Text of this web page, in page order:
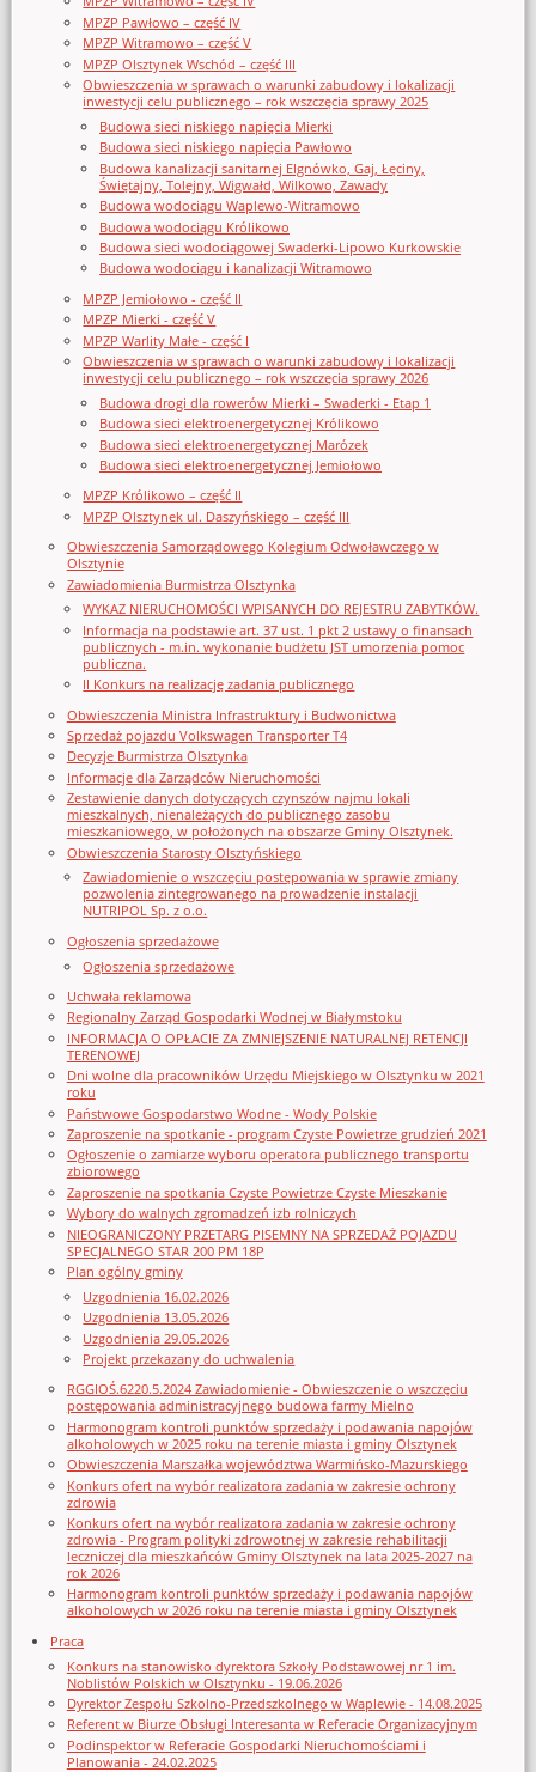
MPZP Pawłowo – część IV
MPZP Witramowo – część V
MPZP Olsztynek Wschód – część III
Obwieszczenia w sprawach o warunki zabudowy i lokalizacji
inwestycji celu publicznego – rok wszczęcia sprawy 2025
Budowa sieci niskiego napięcia Mierki
Budowa sieci niskiego napięcia Pawłowo
Budowa kanalizacji sanitarnej Elgnówko, Gaj, Łęciny,
Świętajny, Tolejny, Wigwałd, Wilkowo, Zawady
Budowa wodociągu Waplewo-Witramowo
Budowa wodociągu Królikowo
Budowa sieci wodociągowej Swaderki-Lipowo Kurkowskie
Budowa wodociągu i kanalizacji Witramowo
MPZP Jemiołowo - część II
MPZP Mierki - część V
MPZP Warlity Małe - część I
Obwieszczenia w sprawach o warunki zabudowy i lokalizacji
inwestycji celu publicznego – rok wszczęcia sprawy 2026
Budowa drogi dla rowerów Mierki – Swaderki - Etap 1
Budowa sieci elektroenergetycznej Królikowo
Budowa sieci elektroenergetycznej Marózek
Budowa sieci elektroenergetycznej Jemiołowo
MPZP Królikowo – część II
MPZP Olsztynek ul. Daszyńskiego – część III
Obwieszczenia Samorządowego Kolegium Odwoławczego w
Olsztynie
Zawiadomienia Burmistrza Olsztynka
WYKAZ NIERUCHOMOŚCI WPISANYCH DO REJESTRU ZABYTKÓW.
Informacja na podstawie art. 37 ust. 1 pkt 2 ustawy o finansach
publicznych - m.in. wykonanie budżetu JST umorzenia pomoc
publiczna.
II Konkurs na realizację zadania publicznego
Obwieszczenia Ministra Infrastruktury i Budwonictwa
Sprzedaż pojazdu Volkswagen Transporter T4
Decyzje Burmistrza Olsztynka
Informacje dla Zarządców Nieruchomości
Zestawienie danych dotyczących czynszów najmu lokali
mieszkalnych, nienależących do publicznego zasobu
mieszkaniowego, w położonych na obszarze Gminy Olsztynek.
Obwieszczenia Starosty Olsztyńskiego
Zawiadomienie o wszczęciu postępowania w sprawie zmiany
pozwolenia zintegrowanego na prowadzenie instalacji
NUTRIPOL Sp. z o.o.
Ogłoszenia sprzedażowe
Ogłoszenia sprzedażowe
Uchwała reklamowa
Regionalny Zarząd Gospodarki Wodnej w Białymstoku
INFORMACJA O OPŁACIE ZA ZMNIEJSZENIE NATURALNEJ RETENCJI
TERENOWEJ
Dni wolne dla pracowników Urzędu Miejskiego w Olsztynku w 2021
roku
Państwowe Gospodarstwo Wodne - Wody Polskie
Zaproszenie na spotkanie - program Czyste Powietrze grudzień 2021
Ogłoszenie o zamiarze wyboru operatora publicznego transportu
zbiorowego
Zaproszenie na spotkania Czyste Powietrze Czyste Mieszkanie
Wybory do walnych zgromadzeń izb rolniczych
NIEOGRANICZONY PRZETARG PISEMNY NA SPRZEDAŻ POJAZDU
SPECJALNEGO STAR 200 PM 18P
Plan ogólny gminy
Uzgodnienia 16.02.2026
Uzgodnienia 13.05.2026
Uzgodnienia 29.05.2026
Projekt przekazany do uchwalenia
RGGIOŚ.6220.5.2024 Zawiadomienie - Obwieszczenie o wszczęciu
postępowania administracyjnego budowa farmy Mielno
Harmonogram kontroli punktów sprzedaży i podawania napojów
alkoholowych w 2025 roku na terenie miasta i gminy Olsztynek
Obwieszczenia Marszałka województwa Warmińsko-Mazurskiego
Konkurs ofert na wybór realizatora zadania w zakresie ochrony
zdrowia
Konkurs ofert na wybór realizatora zadania w zakresie ochrony
zdrowia - Program polityki zdrowotnej w zakresie rehabilitacji
leczniczej dla mieszkańców Gminy Olsztynek na lata 2025-2027 na
rok 2026
Harmonogram kontroli punktów sprzedaży i podawania napojów
alkoholowych w 2026 roku na terenie miasta i gminy Olsztynek
Praca
Konkurs na stanowisko dyrektora Szkoły Podstawowej nr 1 im.
Noblistów Polskich w Olsztynku - 19.06.2026
Dyrektor Zespołu Szkolno-Przedszkolnego w Waplewie - 14.08.2025
Referent w Biurze Obsługi Interesanta w Referacie Organizacyjnym
Podinspektor w Referacie Gospodarki Nieruchomościami i
Planowania - 24.02.2025